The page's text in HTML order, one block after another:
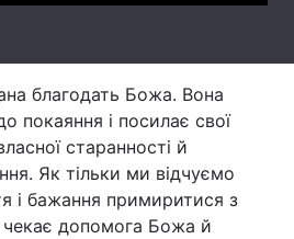
Регіони
Статті
Думки
Вакансії
благодать Божа. Вона
покаяння і посилає свої
старанності й
Як тільки ми відчуємо
і бажання примиритися з
допомога Божа й